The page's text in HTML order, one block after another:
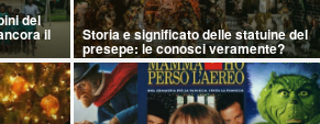
del
il Storia e significato delle statuine del
presepe: le conosci veramente?